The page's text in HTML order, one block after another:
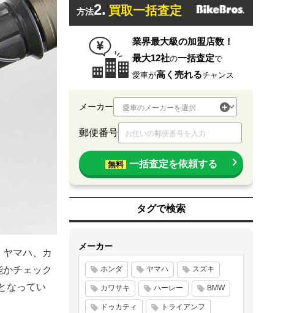
マハ、カ
チェック
なってい
方法2. 買取一括査定
業界最大級の加盟店数！
最大12社の一括査定で
愛車が高く売れるチャンス
メーカー
郵便番号
無料 一括査定を依頼する
タグで検索
メーカー
ホンダ ヤマハ スズキ
カワサキ ハーレー BMW
ドゥカティ トライアンフ